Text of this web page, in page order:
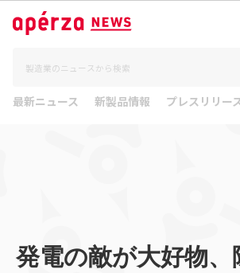
最新ニュース 新製品情報 プレスリリー
発電の敵が大好物、